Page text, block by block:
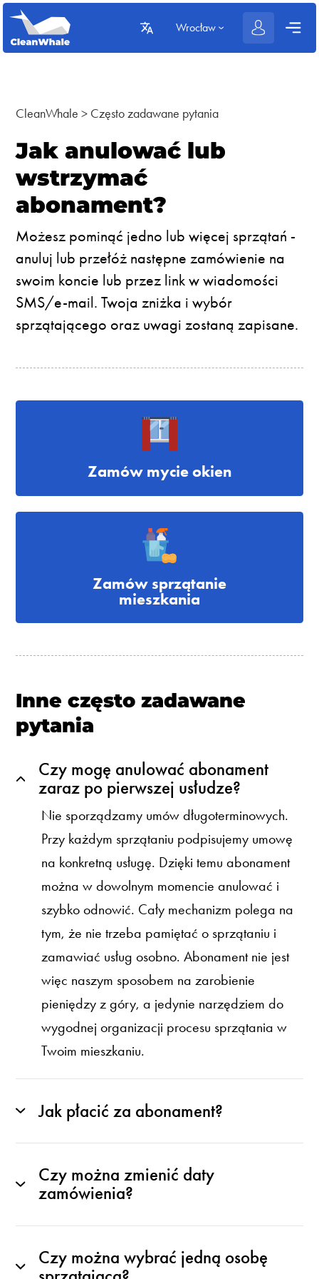
Wrocław
CleanWhale > Często zadawane pytania
Jak anulować lub
wstrzymać
abonament?
Możesz pominąć jedno lub więcej sprzątań -
anuluj lub przełóż następne zamówienie na
swoim koncie lub przez link w wiadomości
SMS/e-mail. Twoja zniżka i wybór
sprzątającego oraz uwagi zostaną zapisane.
Zamów mycie okien
Zamów sprzątanie
mieszkania
Inne często zadawane
pytania
Czy mogę anulować abonament
zaraz po pierwszej usłudze?
Nie sporządzamy umów długoterminowych.
Przy każdym sprzątaniu podpisujemy umowę
na konkretną usługę. Dzięki temu abonament
można w dowolnym momencie anulować i
szybko odnowić. Cały mechanizm polega na
tym, że nie trzeba pamiętać o sprzątaniu i
zamawiać usług osobno. Abonament nie jest
więc naszym sposobem na zarobienie
pieniędzy z góry, a jedynie narzędziem do
wygodnej organizacji procesu sprzątania w
Twoim mieszkaniu.
Jak płacić za abonament?
Czy można zmienić daty
zamówienia?
Czy można wybrać jedną osobę